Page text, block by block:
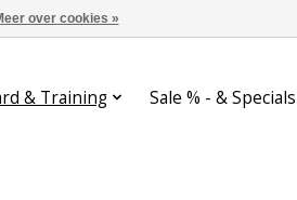
& Training
Sale % - & Specials
over cookies »